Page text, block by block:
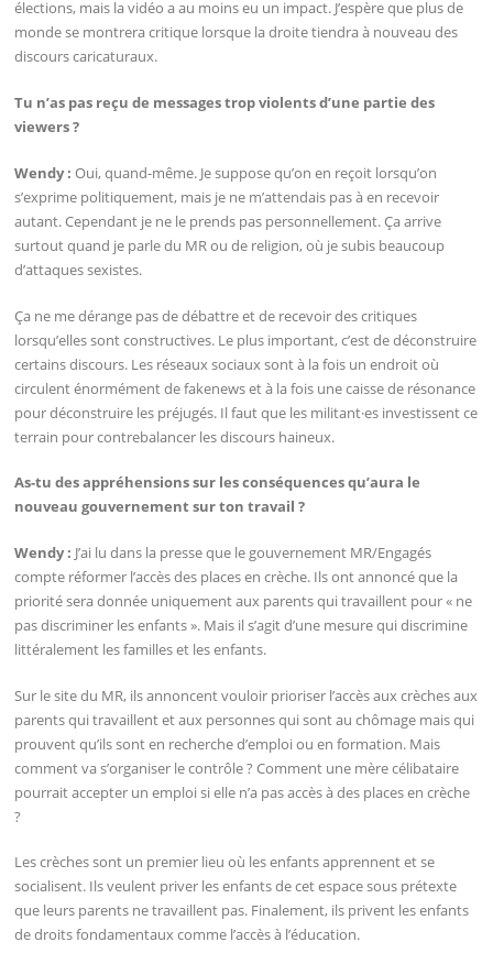
élections, mais la vidéo a au moins eu un impact. J’espère que plus de
monde se montrera critique lorsque la droite tiendra à nouveau des
discours caricaturaux.
Tu n’as pas reçu de messages trop violents d’une partie des
viewers ?
Wendy :Oui, quand-même. Je suppose qu’on en reçoit lorsqu’on
s’exprime politiquement, mais je ne m’attendais pas à en recevoir
autant. Cependant je ne le prends pas personnellement. Ça arrive
surtout quand je parle du MR ou de religion, où je subis beaucoup
d’attaques sexistes.
Ça ne me dérange pas de débattre et de recevoir des critiques
lorsqu’elles sont constructives. Le plus important, c’est de déconstruire
certains discours. Les réseaux sociaux sont à la fois un endroit où
circulent énormément de fakenews et à la fois une caisse de résonance
pour déconstruire les préjugés. Il faut que les militant·es investissent ce
terrain pour contrebalancer les discours haineux.
As-tu des appréhensions sur les conséquences qu’aura le
nouveau gouvernement sur ton travail ?
Wendy : J’ai lu dans la presse que le gouvernement MR/Engagés
compte réformer l’accès des places en crèche. Ils ont annoncé que la
priorité sera donnée uniquement aux parents qui travaillent pour « ne
pas discriminer les enfants ». Mais il s’agit d’une mesure qui discrimine
littéralement les familles et les enfants.
Sur le site du MR, ils annoncent vouloir prioriser l’accès aux crèches aux
parents qui travaillent et aux personnes qui sont au chômage mais qui
prouvent qu’ils sont en recherche d’emploi ou en formation. Mais
comment va s’organiser le contrôle ? Comment une mère célibataire
pourrait accepter un emploi si elle n’a pas accès à des places en crèche
?
Les crèches sont un premier lieu où les enfants apprennent et se
socialisent. Ils veulent priver les enfants de cet espace sous prétexte
que leurs parents ne travaillent pas. Finalement, ils privent les enfants
de droits fondamentaux comme l’accès à l’éducation.